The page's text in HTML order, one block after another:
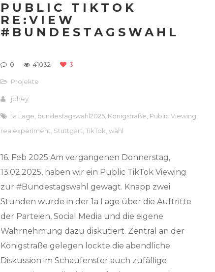
PUBLIC TIKTOK
RE:VIEW
#BUNDESTAGSWAHL
0 41032 3
Projekte
johey
1a Lage bundestagswahl2025 Königstraße Public Viewing
realexperiment Stuttgart ,TikTok ,wahl
16. Feb 2025 Am vergangenen Donnerstag,
13.02.2025, haben wir ein Public TikTok Viewing
zur #Bundestagswahl gewagt. Knapp zwei
Stunden wurde in der 1a Lage über die Auftritte
der Parteien, Social Media und die eigene
Wahrnehmung dazu diskutiert. Zentral an der
Königstraße gelegen lockte die abendliche
Diskussion im Schaufenster auch zufällige